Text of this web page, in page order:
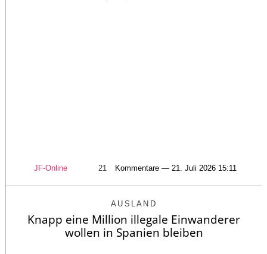
JF-Online 21 Kommentare — 21. Juli 2026 15:11
AUSLAND
Knapp eine Million illegale Einwanderer
wollen in Spanien bleiben